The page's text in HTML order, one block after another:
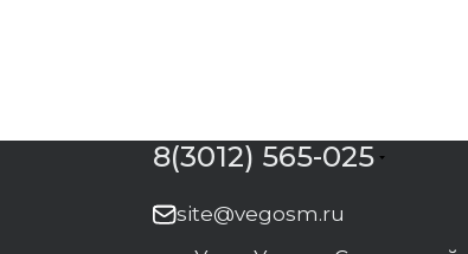
8(3012) 565-025
site@vegosm.ru